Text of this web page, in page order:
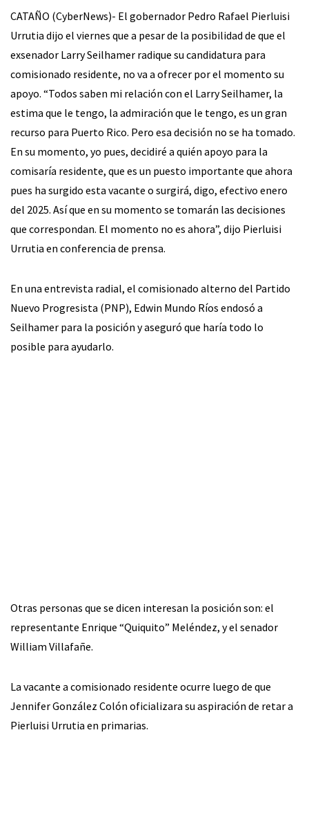
CATAÑO (CyberNews)- El gobernador Pedro Rafael Pierluisi
Urrutia dijo el viernes que a pesar de la posibilidad de que el
exsenador Larry Seilhamer radique su candidatura para
comisionado residente, no va a ofrecer por el momento su
apoyo. “Todos saben mi relación con el Larry Seilhamer, la
estima que le tengo, la admiración que le tengo, es un gran
recurso para Puerto Rico. Pero esa decisión no se ha tomado.
En su momento, yo pues, decidiré a quién apoyo para la
comisaría residente, que es un puesto importante que ahora
pues ha surgido esta vacante o surgirá, digo, efectivo enero
del 2025. Así que en su momento se tomarán las decisiones
que correspondan. El momento no es ahora”, dijo Pierluisi
Urrutia en conferencia de prensa.
En una entrevista radial, el comisionado alterno del Partido
Nuevo Progresista (PNP), Edwin Mundo Ríos endosó a
Seilhamer para la posición y aseguró que haría todo lo
posible para ayudarlo.
Otras personas que se dicen interesan la posición son: el
representante Enrique “Quiquito” Meléndez, y el senador
William Villafañe.
La vacante a comisionado residente ocurre luego de que
Jennifer González Colón oficializara su aspiración de retar a
Pierluisi Urrutia en primarias.